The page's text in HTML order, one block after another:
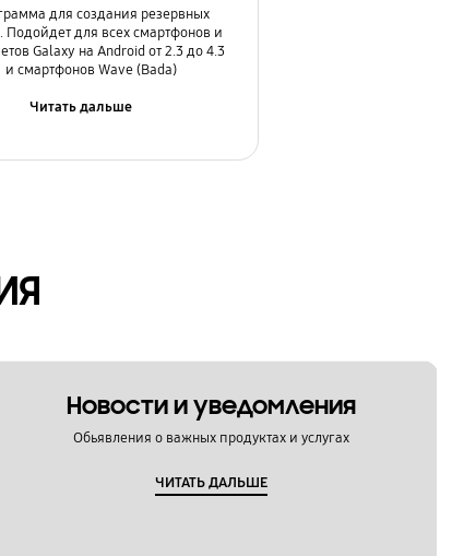
для создания резервных
Подойдет для всех смартфонов и
Galaxy на Android от 2.3 до 4.3
и смартфонов Wave (Bada)
Читать дальше
Новости и уведомления
Обьявления о важных продуктах и услугах
ЧИТАТЬ ДАЛЬШЕ